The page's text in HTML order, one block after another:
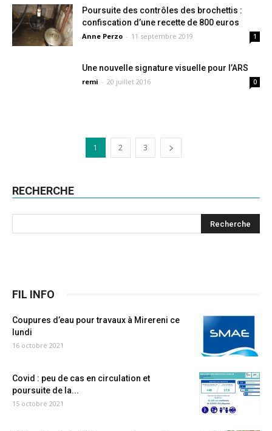
Poursuite des contrôles des brochettis :
confiscation d’une recette de 800 euros
Anne Perzo - 11 septembre 2019 1
Une nouvelle signature visuelle pour l’ARS
remi - 20 juillet 2016 0
1 2 3
RECHERCHE
FIL INFO
Coupures d’eau pour travaux à Mirereni ce
lundi
16 octobre 2021
Covid : peu de cas en circulation et
poursuite de la...
15 octobre 2021